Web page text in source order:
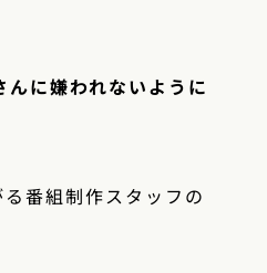
に嫌われないように
番組制作スタッフの